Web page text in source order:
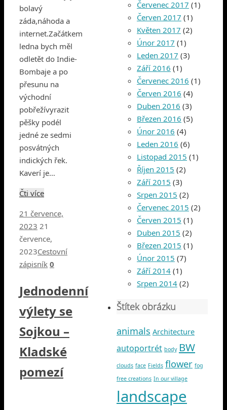
bolavý
záda,náhoda a
internet.Začátkem
ledna bych měl
odletět do Indie-
Bombaje a po
přesunu na
východní
pobřežívyrazit
pěšky podél
jedné ze sedmi
posvátných
indických řek.
Kaverí je…
Čti více
21 července,
2023 21
července,
2023Cestovní
zápisník 0
Jednodenní
výlety se
Sojkou –
Kladské
pomezí
Červenec 2017 (1)
Červen 2017 (1)
Květen 2017 (2)
Únor 2017 (1)
Leden 2017 (3)
Září 2016 (1)
Červenec 2016 (1)
Červen 2016 (4)
Duben 2016 (3)
Březen 2016 (5)
Únor 2016 (4)
Leden 2016 (6)
Listopad 2015 (1)
Říjen 2015 (2)
Září 2015 (3)
Srpen 2015 (2)
Červenec 2015 (2)
Červen 2015 (1)
Duben 2015 (2)
Březen 2015 (1)
Únor 2015 (7)
Září 2014 (1)
Srpen 2014 (2)
Štítek obrázku
animals Architecture
autoportrét body BW
clouds face Fields flower fog
free creations In our village
landscape